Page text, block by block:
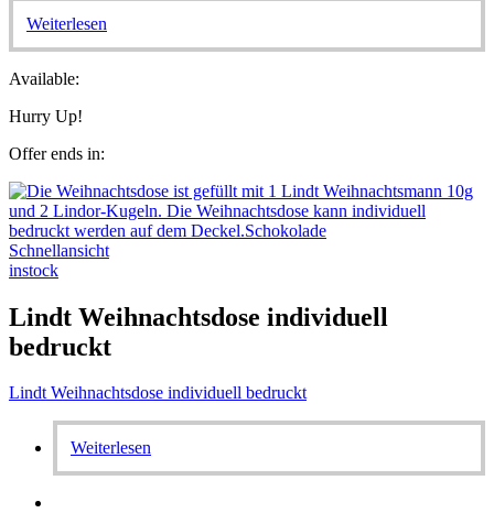
Weiterlesen
Available:
Hurry Up!
Offer ends in:
Schnellansicht
instock
Lindt Weihnachtsdose individuell
bedruckt
Lindt Weihnachtsdose individuell bedruckt
Weiterlesen